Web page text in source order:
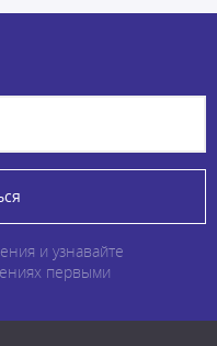
и узнавайте
первыми